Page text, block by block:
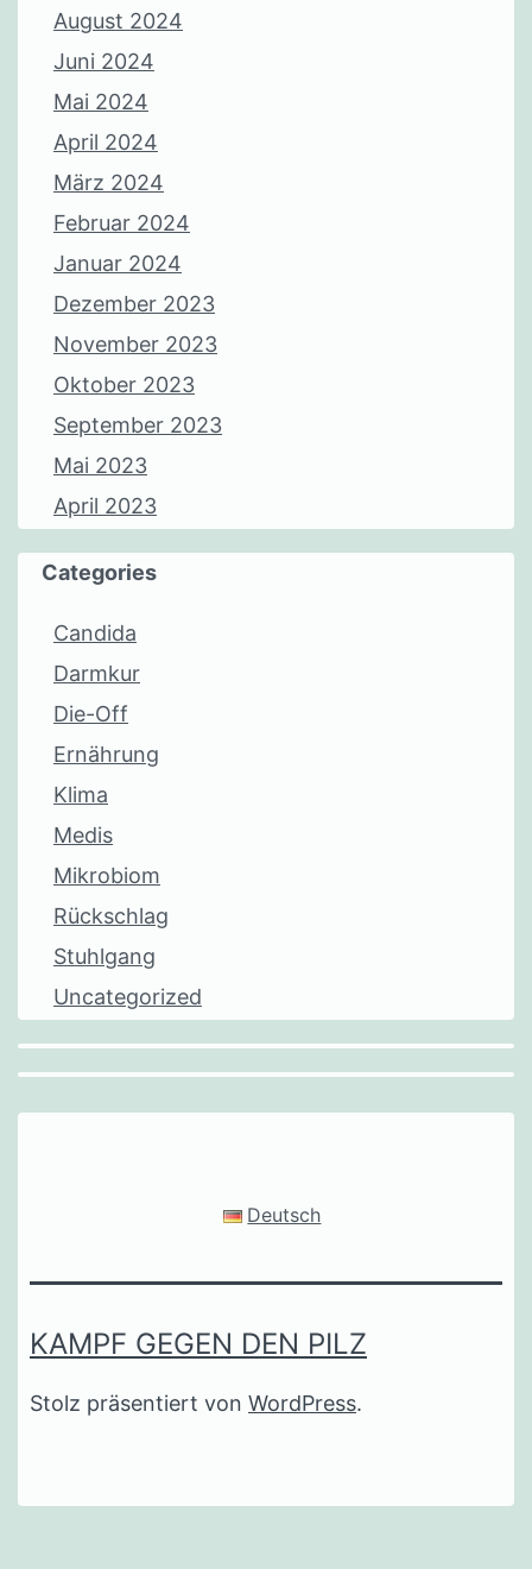
August 2024
Juni 2024
Mai 2024
April 2024
März 2024
Februar 2024
Januar 2024
Dezember 2023
November 2023
Oktober 2023
September 2023
Mai 2023
April 2023
Categories
Candida
Darmkur
Die-Off
Ernährung
Klima
Medis
Mikrobiom
Rückschlag
Stuhlgang
Uncategorized
Deutsch
KAMPF GEGEN DEN PILZ
Stolz präsentiert von WordPress.